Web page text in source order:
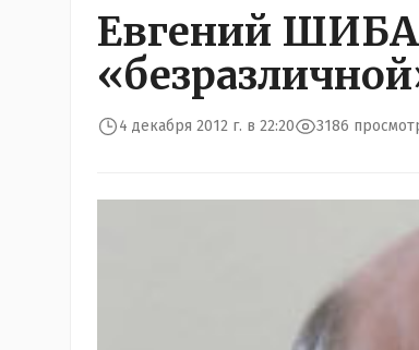
Евгений
4 декабря 2012 г. в 22:20 3186